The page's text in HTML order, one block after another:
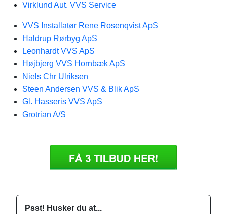
Virklund Aut. VVS Service
VVS Installatør Rene Rosenqvist ApS
Haldrup Rørbyg ApS
Leonhardt VVS ApS
Højbjerg VVS Hornbæk ApS
Niels Chr Ulriksen
Steen Andersen VVS & Blik ApS
Gl. Hasseris VVS ApS
Grotrian A/S
Psst! Husker du at...